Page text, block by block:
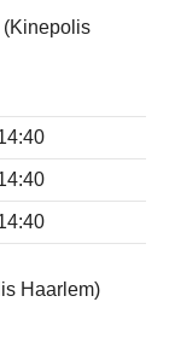
(Kinepolis
Haarlem)